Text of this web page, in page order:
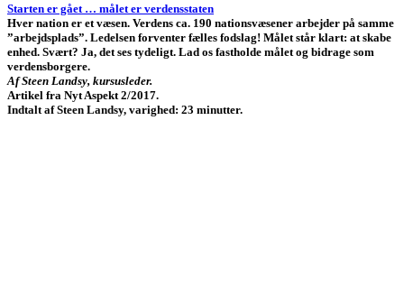
Starten er gået … målet er verdensstaten
Hver nation er et væsen. Verdens ca. 190 nationsvæsener arbejder på samme
”arbejdsplads”. Ledelsen forventer fælles fodslag! Målet står klart: at skabe
enhed. Svært? Ja, det ses tydeligt. Lad os fastholde målet og bidrage som
verdensborgere.
Af Steen Landsy, kursusleder.
Artikel fra Nyt Aspekt 2/2017.
Indtalt af Steen Landsy, varighed: 23 minutter.